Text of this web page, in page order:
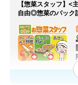
【惣菜スタッフ】
自由◎惣菜のパック